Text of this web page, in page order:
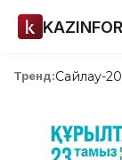
Тренд:Сайлау-